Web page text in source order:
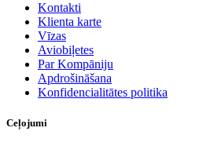
Kontakti
Klienta karte
Vīzas
Aviobiļetes
Par Kompāniju
Apdrošināšana
Konfidencialitātes politika
Ceļojumi